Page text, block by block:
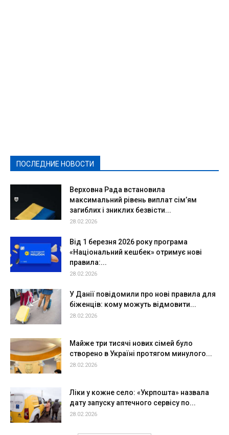
ПОСЛЕДНИЕ НОВОСТИ
Верховна Рада встановила
максимальний рівень виплат сім’ям
загиблих і зниклих безвісти...
28.02.2026
Від 1 березня 2026 року програма
«Національний кешбек» отримує нові
правила:...
28.02.2026
У Данії повідомили про нові правила для
біженців: кому можуть відмовити...
28.02.2026
Майже три тисячі нових сімей було
створено в Україні протягом минулого...
28.02.2026
Ліки у кожне село: «Укрпошта» назвала
дату запуску аптечного сервісу по...
28.02.2026